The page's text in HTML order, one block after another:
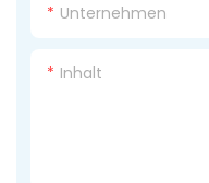
Unternehmen
Inhalt